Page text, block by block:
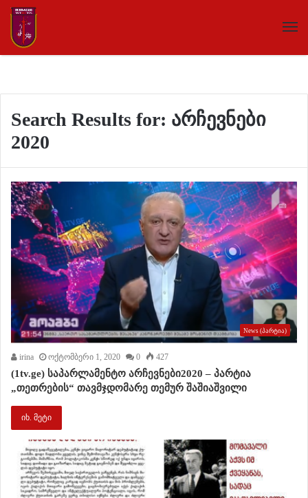
Search Results for: არჩევნები
2020
News (პარტია)
irina ოქტომბერი 1, 2020 0 427
(1tv.ge) საპარლამენტო არჩევნები2020 – პარტია
„თეთრების“ თავმჯდომარე თემურ შაშიაშვილი
იხ. მეტი